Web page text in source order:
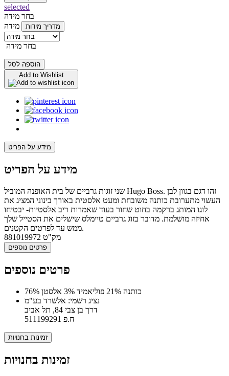
selected
בחר מידה
מידה
מדריך מידות
בחר מידה
הוספה לסל
Add to Wishlist
מידע על הפריט
מידע על הפריט
שני זוגות גרביים של בית האופנה המוביל Hugo Boss. זהו דגם בגוון לבן
העשוי מתערובת כותנה משובחת ומעט אלסטית באורך בינוני המציג את
לוגו המותג ברקמה בחוט שחור בעוד שאמרות ריב אלסטיות- יבטיחו
אחיזה מושלמת. מדובר בזוג גרביים טיימלס שישלים את הסטייל שלך
ממש עד לפרטים הקטנים.
מק"ט 881019972
פרטים נוספים
פרטים נוספים
76% כותנה 21% פוליאמיד 3% אלסטן
נציג רשמי: אלשרד בע"מ
דרך בן צבי 84, תל אביב
ח.פ 511199291
זמינות בחנויות
זמינות בחנויות